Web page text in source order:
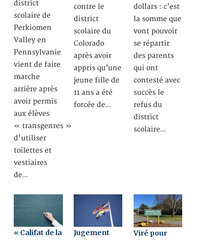
district
scolaire de
Perkiomen
Valley en
Pennsylvanie
vient de faire
marche
arrière après
avoir permis
aux élèves
« transgenres »
d'utiliser
toilettes et
vestiaires
de…
contre le
district
scolaire du
Colorado
après avoir
appris qu’une
jeune fille de
11 ans a été
forcée de…
dollars : c’est
la somme que
vont pouvoir
se répartir
des parents
qui ont
contesté avec
succès le
refus du
district
scolaire…
« Califat de la
Jugement
Viré pour